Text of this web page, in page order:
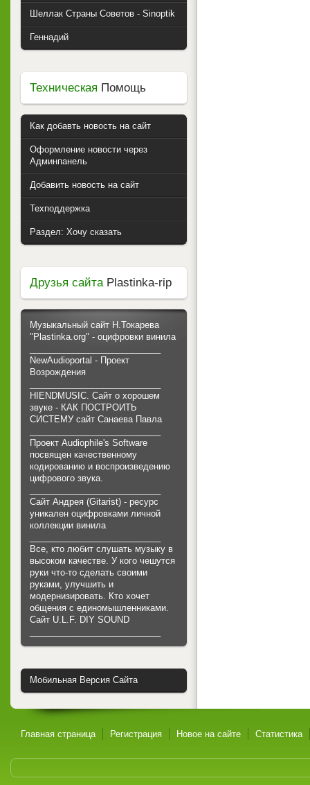
Шеллак Страны Советов - Sinoptik
Геннадий
Техническая Помощь
Как добавть новость на сайт
Оформление новости через
Админпанель
Добавить новость на сайт
Техподдержка
Раздел: Хочу сказать
Друзья сайтаPlastinka-rip
Музыкальный сайт Н.Токарева
"Plastinka.org" - оцифровки винила
NewAudioportal - Проект
Возрождения
HIENDMUSIC. Сайт о хорошем
звуке - КАК ПОСТРОИТЬ
СИСТЕМУ сайт Санаева Павла
Проект Audiophile's Software
посвящен качественному
кодированию и воспроизведению
цифрового звука.
Сайт Андрея (Gitarist) - ресурс
уникален оцифровками личной
коллекции винила
Все, кто любит слушать музыку в
высоком качестве. У кого чешутся
руки что-то сделать своими
руками, улучшить и
модернизировать. Кто хочет
общения с единомышленниками.
Cайт U.L.F. DIY SOUND
Мобильная Версия Сайта
Главная страница Регистрация Новое на сайте Статистика